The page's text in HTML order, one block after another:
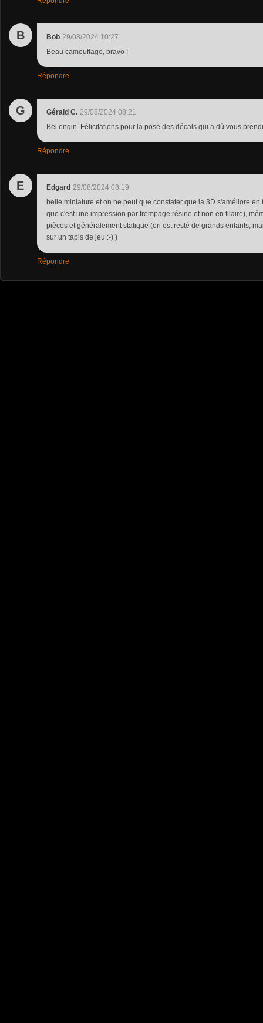
B Bob 29/08/2024 10:27
Beau camouflage, bravo !
Répondre
G Gérald C. 29/08/2024 08:21
Bel engin. Félicitations pour la pose des décals qui a dû vous
Répondre
E Edgard 29/08/2024 08:19
belle miniature et on ne peut que constater que la 3D s'améliore
que c'est une impression par trempage résine et non en filaire),
pièces et généralement statique (on est resté de grands enfants,
sur un tapis de jeu :-) )
Répondre